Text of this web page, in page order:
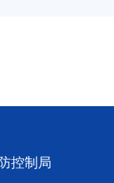
控制局